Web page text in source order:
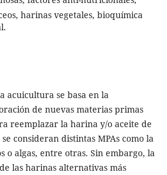
harinas vegetales, bioquímica
acuicultura se basa en la
de nuevas materias primas
reemplazar la harina y/o aceite de
consideran distintas MPAs como la
o algas, entre otras. Sin embargo, la
las harinas alternativas más